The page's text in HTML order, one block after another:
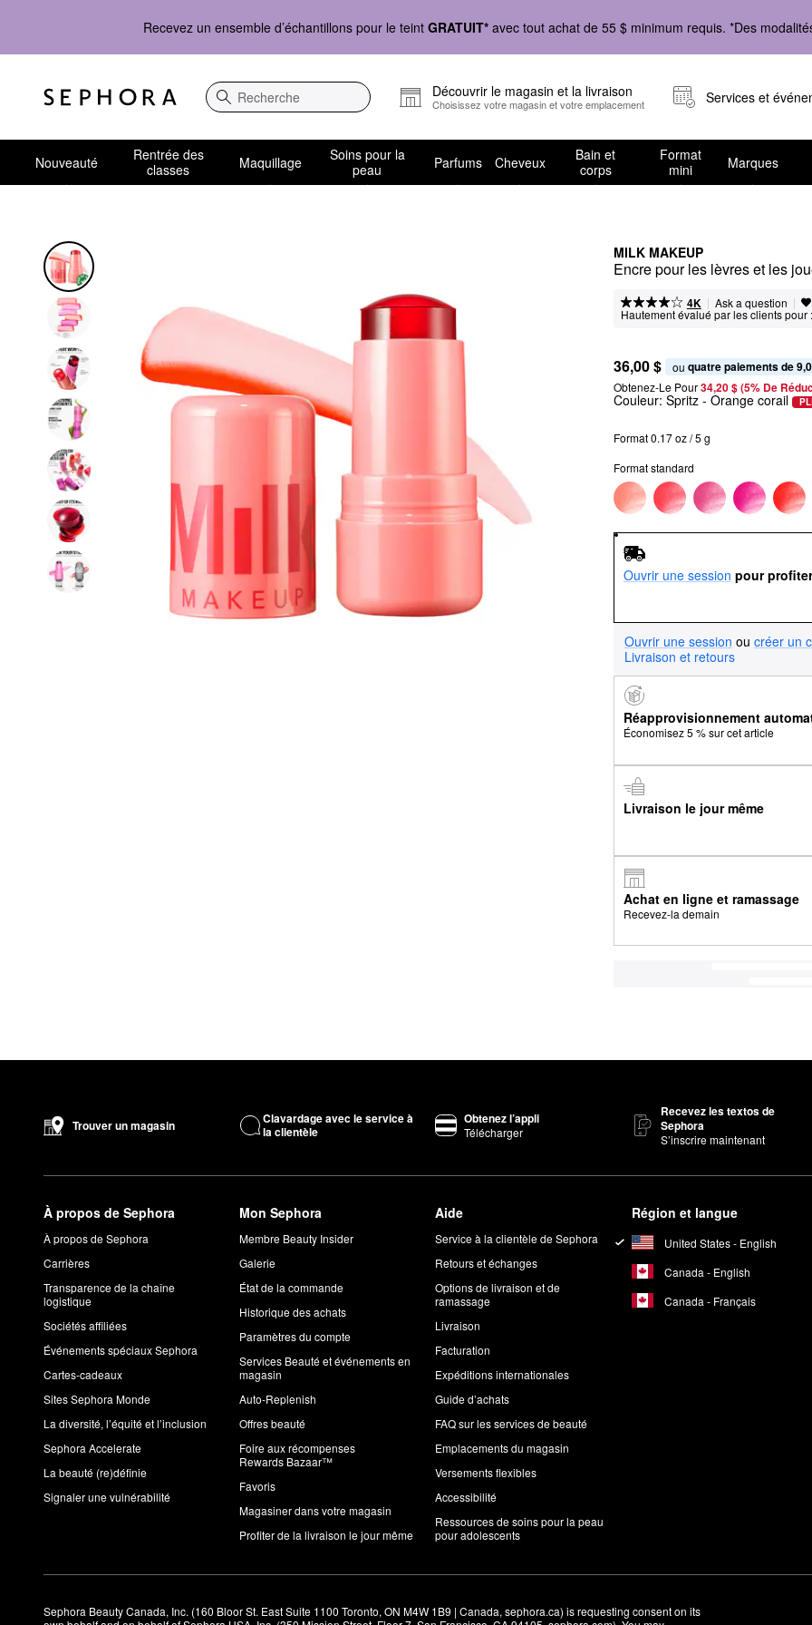
Recevez un ensemble d’échantillons pour le teint GRATUIT* avec tout achat de 55 $ minimum requis. *Des
Recherche
Découvrir le magasin et la livraison
Choisissez votre magasin et votre emplacement Services et
Nouveauté
Rentrée des
classes
Maquillage
Soins pour la
peau
Parfums Cheveux
Bain et
corps
Format
mini
Marques
MILK MAKEUP
Encre pour les lèvres et les
4K | Ask a question |
Hautement évalué par les clients pour :
36,00 $ ou quatre paiements de
Obtenez-Le Pour34,20 $ (5% De
Couleur: Spritz - Orange corail
Format 0.17 oz / 5 g
Format standard
Ouvrir une session pour
Ouvrir une session ou créer un
Livraison et retours
Réapprovisionnement
Économisez 5 % sur cet article
Livraison le jour même
Achat en ligne et ramassage
Recevez-la demain
Trouver un magasin
Clavardage avec le service à
la clientèle
Obtenez l’appli
Télécharger
Recevez les textos de
Sephora
S’inscrire maintenant
À propos de Sephora
À propos de Sephora
Carrières
Transparence de la chaîne
logistique
Sociétés affiliées
Événements spéciaux Sephora
Cartes-cadeaux
Sites Sephora Monde
La diversité, l’équité et l’inclusion
Sephora Accelerate
La beauté (re)définie
Signaler une vulnérabilité
Mon Sephora
Membre Beauty Insider
Galerie
État de la commande
Historique des achats
Paramètres du compte
Services Beauté et événements en
magasin
Auto-Replenish
Offres beauté
Foire aux récompenses
Rewards Bazaar™
Favoris
Magasiner dans votre magasin
Profiter de la livraison le jour même
Aide
Service à la clientèle de Sephora
Retours et échanges
Options de livraison et de
ramassage
Livraison
Facturation
Expéditions internationales
Guide d’achats
FAQ sur les services de beauté
Emplacements du magasin
Versements flexibles
Accessibilité
Ressources de soins pour la peau
pour adolescents
Région et langue
United States - English
Canada - English
Canada - Français
Sephora Beauty Canada, Inc. (160 Bloor St. East Suite 1100 Toronto, ON M4W 1B9 | Canada, sephora.ca) is requesting consent on its